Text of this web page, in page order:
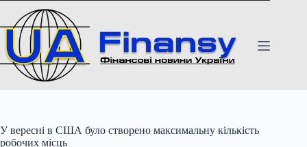
вмісту
У вересні в США було створено максимальну кількість
робочих місць